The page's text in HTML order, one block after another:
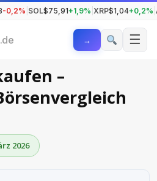
-0,2% SOL$75,91+1,9% XRP$1,04+0,2%
.de → ☰
–
2026